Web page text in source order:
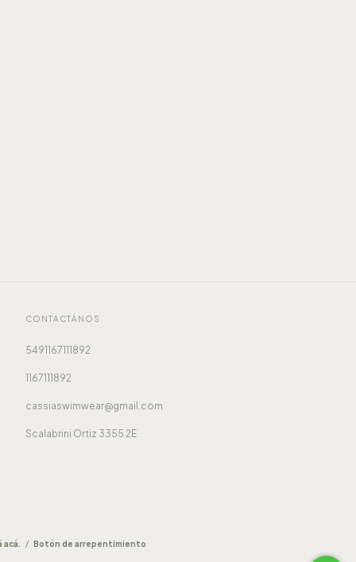
CONTACTÁNOS
5491167111892
1167111892
cassiaswimwear@gmail.com
Scalabrini Ortiz 3355 2E
acá. / Botón de arrepentimiento